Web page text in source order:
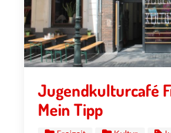
Jugendkulturcafé
Mein Tipp